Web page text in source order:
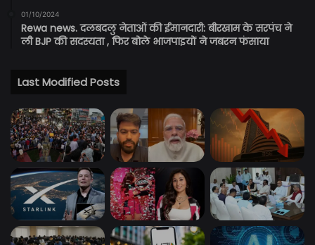
01/10/2024
Rewa news. दलबदलु नेताओं की ईमानदारी: बीरखाम के सरपंच ने
ली BJP की सदस्यता , फिर बोले भाजपाइयों ने जबरन फंसाया
Last Modified Posts